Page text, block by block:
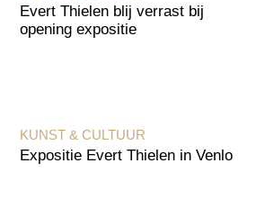
Evert Thielen blij verrast bij
opening expositie
KUNST & CULTUUR
Expositie Evert Thielen in Venlo